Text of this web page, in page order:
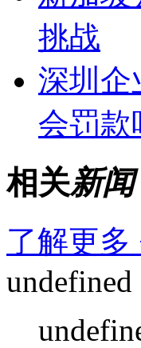
挑战
深圳企
会罚款
相关新闻
了解更多
undefined